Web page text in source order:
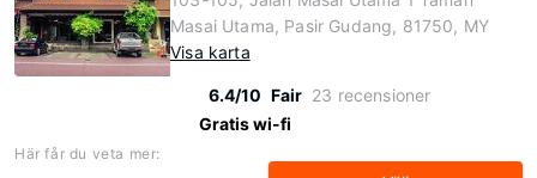
Masai Utama, Pasir Gudang, 81750, MY
Visa karta
6.4/10 Fair 23 recensioner
Gratis wi-fi
Här får du veta mer: